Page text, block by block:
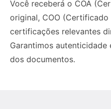
Você receberá o COA
original, COO (Certificado
certificações relevantes
Garantimos
dos documentos.